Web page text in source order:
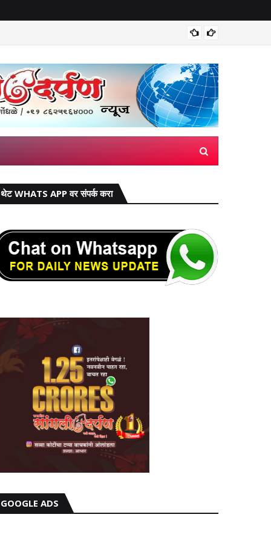
थेट WHATS APP वर संपर्क करा
GOOGLE ADS